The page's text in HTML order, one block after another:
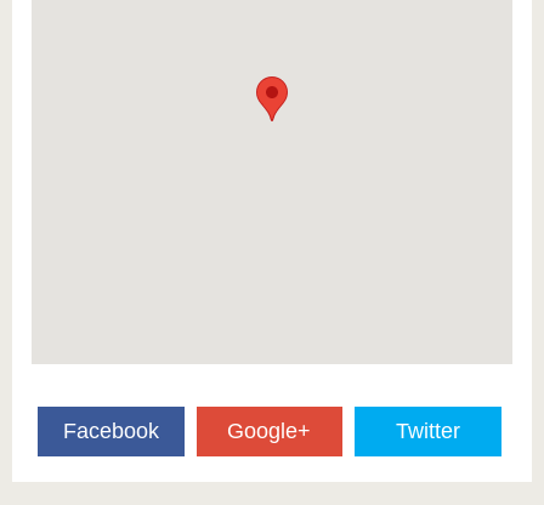
Facebook Google+ Twitter